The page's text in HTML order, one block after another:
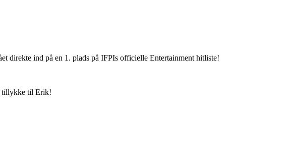
ind på en 1. plads på IFPIs officielle Entertainment hitliste!
tillykke til Erik!